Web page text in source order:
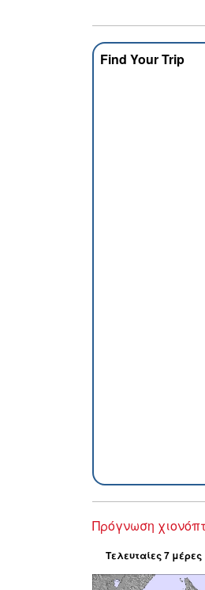
Find Your Trip
Πρόγνωση
Τελευταίες 7 μέρες